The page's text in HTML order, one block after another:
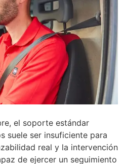
el soporte estándar
suele ser insuficiente para
real y la intervención
de ejercer un seguimiento